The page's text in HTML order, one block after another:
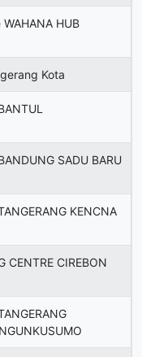
HUB
Kota
SADU BARU
KENCNA
CENTRE CIREBON